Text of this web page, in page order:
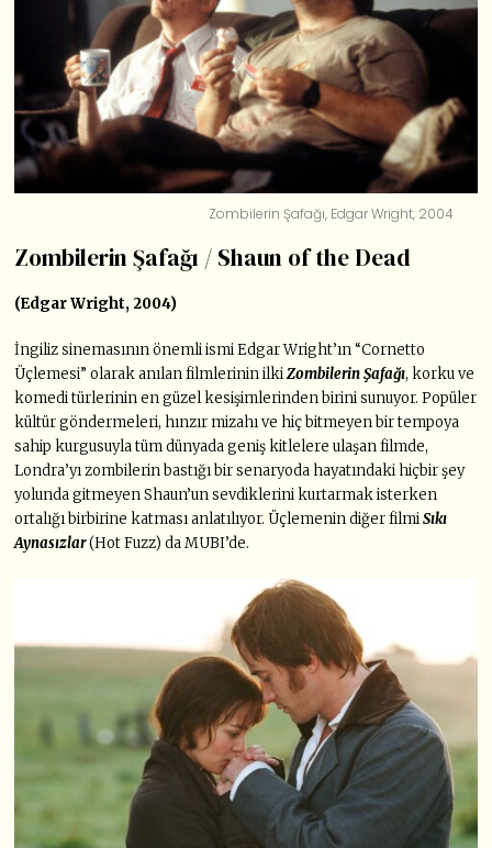
Zombilerin Şafağı, Edgar Wright, 2004
Zombilerin Şafağı / Shaun of the Dead
(Edgar Wright, 2004)
İngiliz sinemasının önemli ismi Edgar Wright’ın “Cornetto
Üçlemesi” olarak anılan filmlerinin ilkiZombilerin Şafağı, korku ve
komedi türlerinin en güzel kesişimlerinden birini sunuyor. Popüler
kültür göndermeleri, hınzır mizahı ve hiç bitmeyen bir tempoya
sahip kurgusuyla tüm dünyada geniş kitlelere ulaşan filmde,
Londra’yı zombilerin bastığı bir senaryoda hayatındaki hiçbir şey
yolunda gitmeyen Shaun’un sevdiklerini kurtarmak isterken
ortalığı birbirine katması anlatılıyor. Üçlemenin diğer filmiSıkı
Aynasızlar(Hot Fuzz) da MUBI’de.